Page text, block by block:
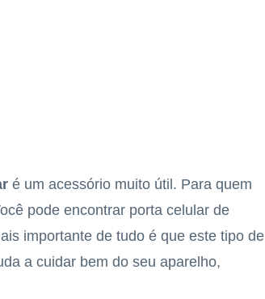
é um acessório muito útil. Para quem
pode encontrar porta celular de
importante de tudo é que este tipo de
a cuidar bem do seu aparelho,